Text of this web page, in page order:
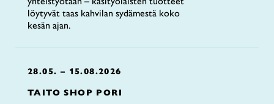
löytyvät taas kahvilan sydämestä koko
kesän ajan.
28.05. – 15.08.2026
TAITO SHOP PORI